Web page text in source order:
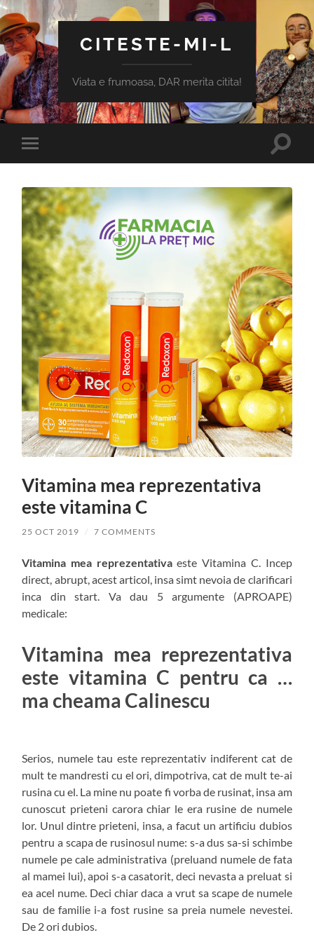
CITESTE-MI-L
Viata e frumoasa, DAR merita citita!
Toggle
mobile
Toggle
Vitamina mea reprezentativa
este vitamina C
25 OCT 2019 / 7 COMMENTS
Vitamina mea reprezentativaeste Vitamina C. Incep
direct, abrupt, acest articol, insa simt nevoia de clarificari
inca din start. Va dau 5 argumente (APROAPE)
medicale:
Vitamina mea reprezentativa
este vitamina C pentru ca …
ma cheama Calinescu
Serios, numele tau este reprezentativ indiferent cat de
mult te mandresti cu el ori, dimpotriva, cat de mult te-ai
rusina cu el. La mine nu poate fi vorba de rusinat, insa am
cunoscut prieteni carora chiar le era rusine de numele
lor. Unul dintre prieteni, insa, a facut un artificiu dubios
pentru a scapa de rusinosul nume: s-a dus sa-si schimbe
numele pe cale administrativa (preluand numele de fata
al mamei lui), apoi s-a casatorit, deci nevasta a preluat si
ea acel nume. Deci chiar daca a vrut sa scape de numele
sau de familie i-a fost rusine sa preia numele nevestei.
De 2 ori dubios.